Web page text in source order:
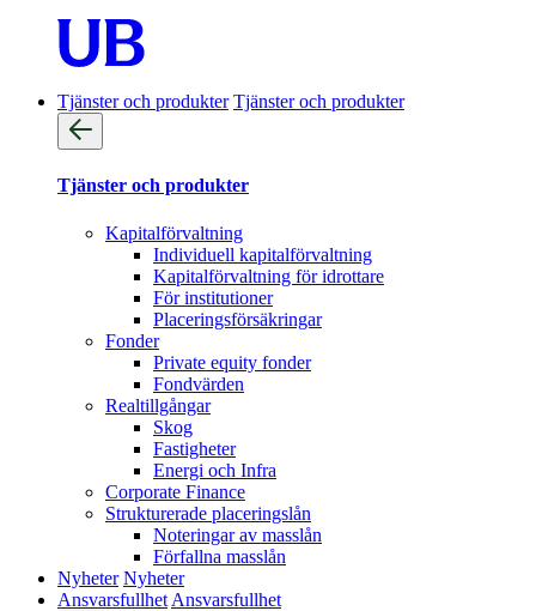
Tjänster och produkter Tjänster och produkter
Tjänster och produkter
Kapitalförvaltning
Individuell kapitalförvaltning
Kapitalförvaltning för idrottare
För institutioner
Placeringsförsäkringar
Fonder
Private equity fonder
Fondvärden
Realtillgångar
Skog
Fastigheter
Energi och Infra
Corporate Finance
Strukturerade placeringslån
Noteringar av masslån
Förfallna masslån
Nyheter Nyheter
Ansvarsfullhet Ansvarsfullhet